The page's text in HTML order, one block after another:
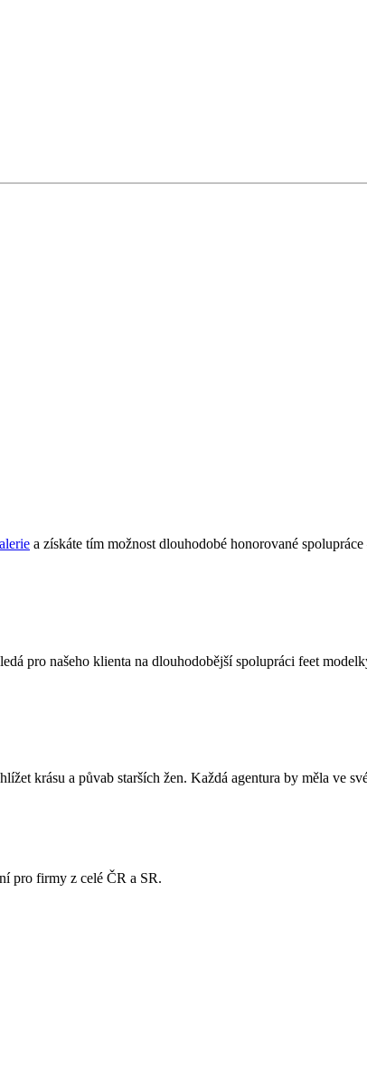
a získáte tím možnost dlouhodobé honorované
pro našeho klienta na dlouhodobější spolupráci feet
krásu a půvab starších žen. Každá agentura by měla ve
pro firmy z celé ČR a SR.